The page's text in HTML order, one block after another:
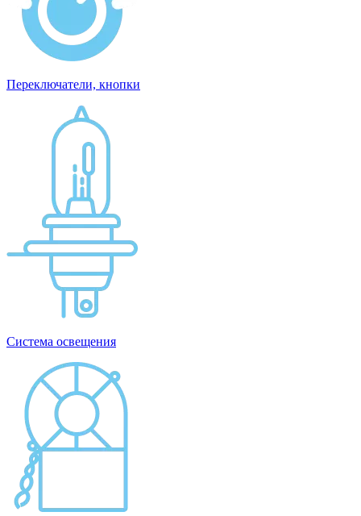
Переключатели, кнопки
Система освещения